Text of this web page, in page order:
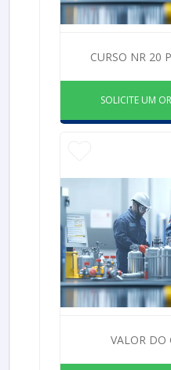
CURSO NR 20
SOLICITE UM
VALOR DO